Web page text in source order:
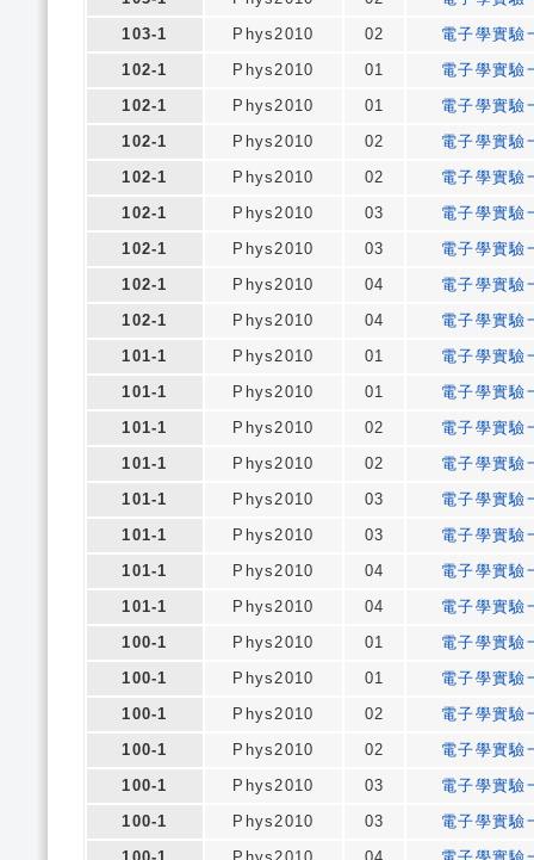
103-1
Phys2010 02
電子學實驗
102-1
Phys2010 01
電子學實驗
102-1
Phys2010 01
電子學實驗
102-1
Phys2010 02
電子學實驗
102-1
Phys2010 02
電子學實驗
102-1
Phys2010 03
電子學實驗
102-1
Phys2010 03
電子學實驗
102-1
Phys2010 04
電子學實驗
102-1
Phys2010 04
電子學實驗
101-1
Phys2010 01
電子學實驗
101-1
Phys2010 01
電子學實驗
101-1
Phys2010 02
電子學實驗
101-1
Phys2010 02
電子學實驗
101-1
Phys2010 03
電子學實驗
101-1
Phys2010 03
電子學實驗
101-1
Phys2010 04
電子學實驗
101-1
Phys2010 04
電子學實驗
100-1
Phys2010 01
電子學實驗
100-1
Phys2010 01
電子學實驗
100-1
Phys2010 02
電子學實驗
100-1
Phys2010 02
電子學實驗
100-1
Phys2010 03
電子學實驗
100-1
Phys2010 03
電子學實驗